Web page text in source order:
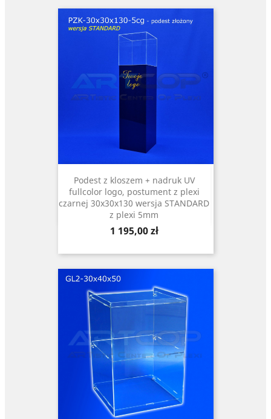
Podest z kloszem + nadruk UV
fullcolor logo, postument z plexi
czarnej 30x30x130 wersja STANDARD
z plexi 5mm
Cena
1 195,00 zł